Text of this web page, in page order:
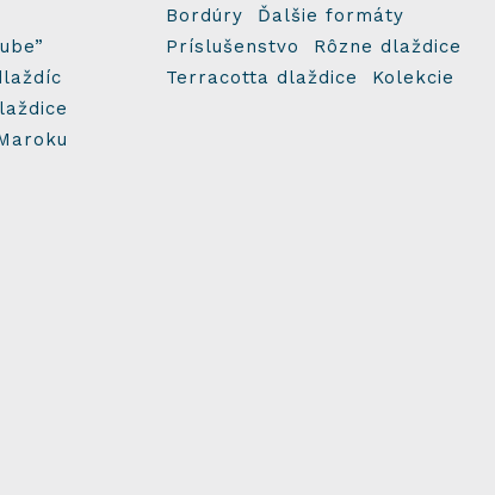
Bordúry
Ďalšie formáty
Príslušenstvo
Rôzne dlaždice
Terracotta dlaždice
Kolekcie